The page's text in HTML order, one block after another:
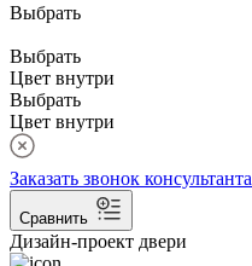
Выбрать
Выбрать
Цвет внутри
Выбрать
Цвет внутри
Заказать звонок консультанта
Сравнить
Дизайн-проект двери